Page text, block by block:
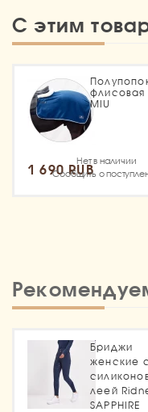
С этим
флисовая
MIU
1 690 RUB
Нет в наличии
Сообщить о
Бриджи
женские с
леей
SAPPHIRE